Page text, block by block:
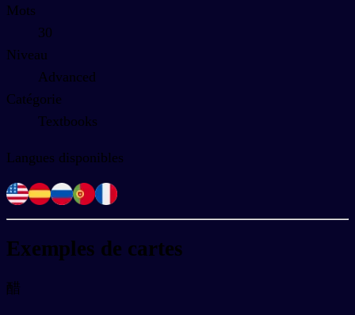
Mots
30
Niveau
Advanced
Catégorie
Textbooks
Langues disponibles
Exemples de cartes
醋